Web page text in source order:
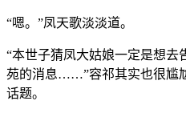
“嗯。”凤天歌淡淡道。
“本世子猜凤大姑娘一定是想去
苑的消息……”容祁其实也很尴
话题。